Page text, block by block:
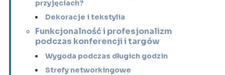
przyjęciach?
Dekoracje i tekstylia
Funkcjonalność i profesjonalizm
podczas konferencji i targów
Wygoda podczas długich godzin
Strefy networkingowe